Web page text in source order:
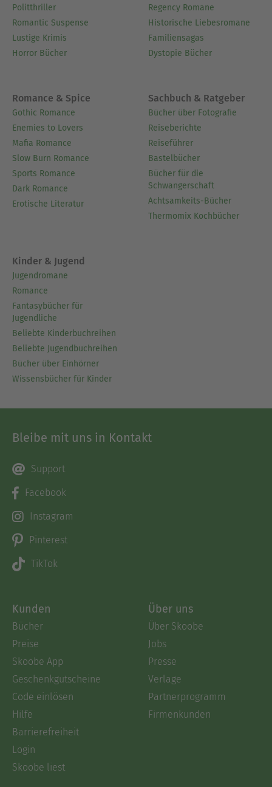
Politthriller
Romantic Suspense
Lustige Krimis
Horror Bücher
Regency Romane
Historische Liebesromane
Familiensagas
Dystopie Bücher
Romance & Spice
Gothic Romance
Enemies to Lovers
Mafia Romance
Slow Burn Romance
Sports Romance
Dark Romance
Erotische Literatur
Sachbuch & Ratgeber
Bücher über Fotografie
Reiseberichte
Reiseführer
Bastelbücher
Bücher für die
Schwangerschaft
Achtsamkeits-Bücher
Thermomix Kochbücher
Kinder & Jugend
Jugendromane
Romance
Fantasybücher für
Jugendliche
Beliebte Kinderbuchreihen
Beliebte Jugendbuchreihen
Bücher über Einhörner
Wissensbücher für Kinder
Bleibe mit uns in Kontakt
Support
Facebook
Instagram
Pinterest
TikTok
Kunden
Bücher
Preise
Skoobe App
Geschenkgutscheine
Code einlösen
Hilfe
Barrierefreiheit
Login
Skoobe liest
Über uns
Über Skoobe
Jobs
Presse
Verlage
Partnerprogramm
Firmenkunden